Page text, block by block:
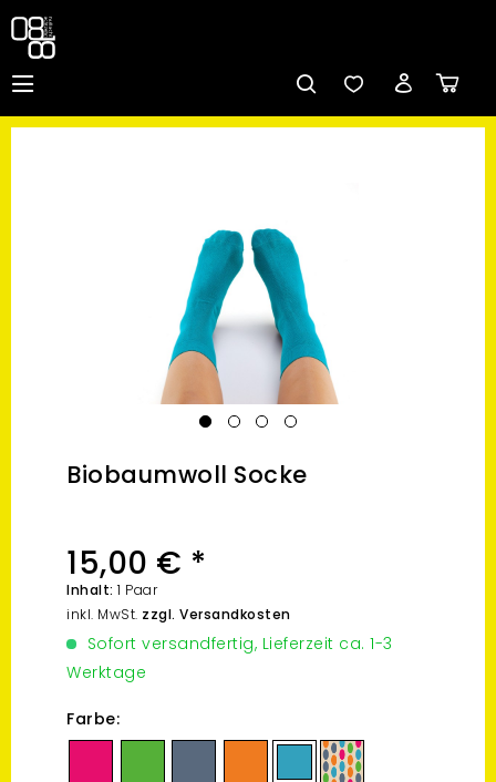
Biobaumwoll Socke
15,00 € *
Inhalt: 1 Paar
inkl. MwSt. zzgl. Versandkosten
Sofort versandfertig, Lieferzeit ca. 1-3
Werktage
Farbe: